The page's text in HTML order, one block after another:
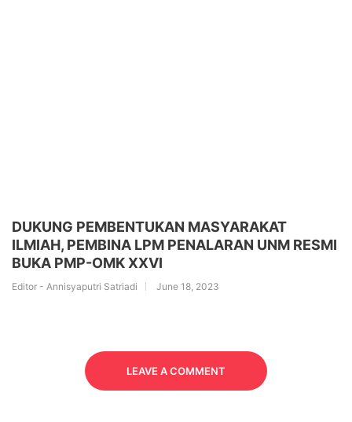
DUKUNG PEMBENTUKAN MASYARAKAT
ILMIAH, PEMBINA LPM PENALARAN UNM RESMI
BUKA PMP-OMK XXVI
Editor - Annisyaputri Satriadi June 18, 2023
LEAVE A COMMENT